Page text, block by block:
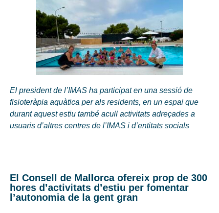
El president de l’IMAS ha participat en una sessió de
fisioteràpia aquàtica per als residents, en un espai que
durant aquest estiu també acull activitats adreçades a
usuaris d’altres centres de l’IMAS i d’entitats socials
El Consell de Mallorca ofereix prop de 300
hores d’activitats d’estiu per fomentar
l’autonomia de la gent gran